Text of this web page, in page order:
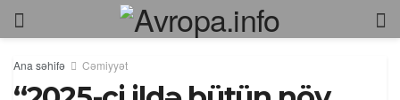
Ana səhifə Cəmiyyət